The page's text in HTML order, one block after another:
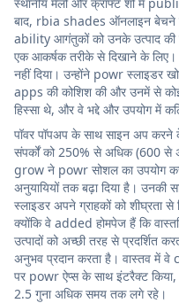
बाद, rbia shades ऑनलाइन बेचने
ability आगंतुकों को उनके उत्पाद की
एक आकर्षक तरीके से दिखाने के लिए।
नहीं दिया। उन्होंने powr
apps की कोशिश की और उनमें से
हिस्सा थे, और वे भद्दे और उपयोग में
पॉवर पॉपअप के साथ साइन अप
संपर्कों को 250% से अधिक (600 से
grow ने powr सोशल का उपयोग
अनुयायियों तक बढ़ा दिया है।
स्लाइडर अपने ग्राहकों को शीघ्रता
क्योंकि वे added होमपेज हैं कि
उत्पादों को अच्छी तरह से प्रदर्शित
अनुभव प्रदान करता है। वास्तव में वे
पर powr ऐप्स के साथ इंटरैक्ट किया,
2.5 गुना अधिक समय तक लगे रहे।